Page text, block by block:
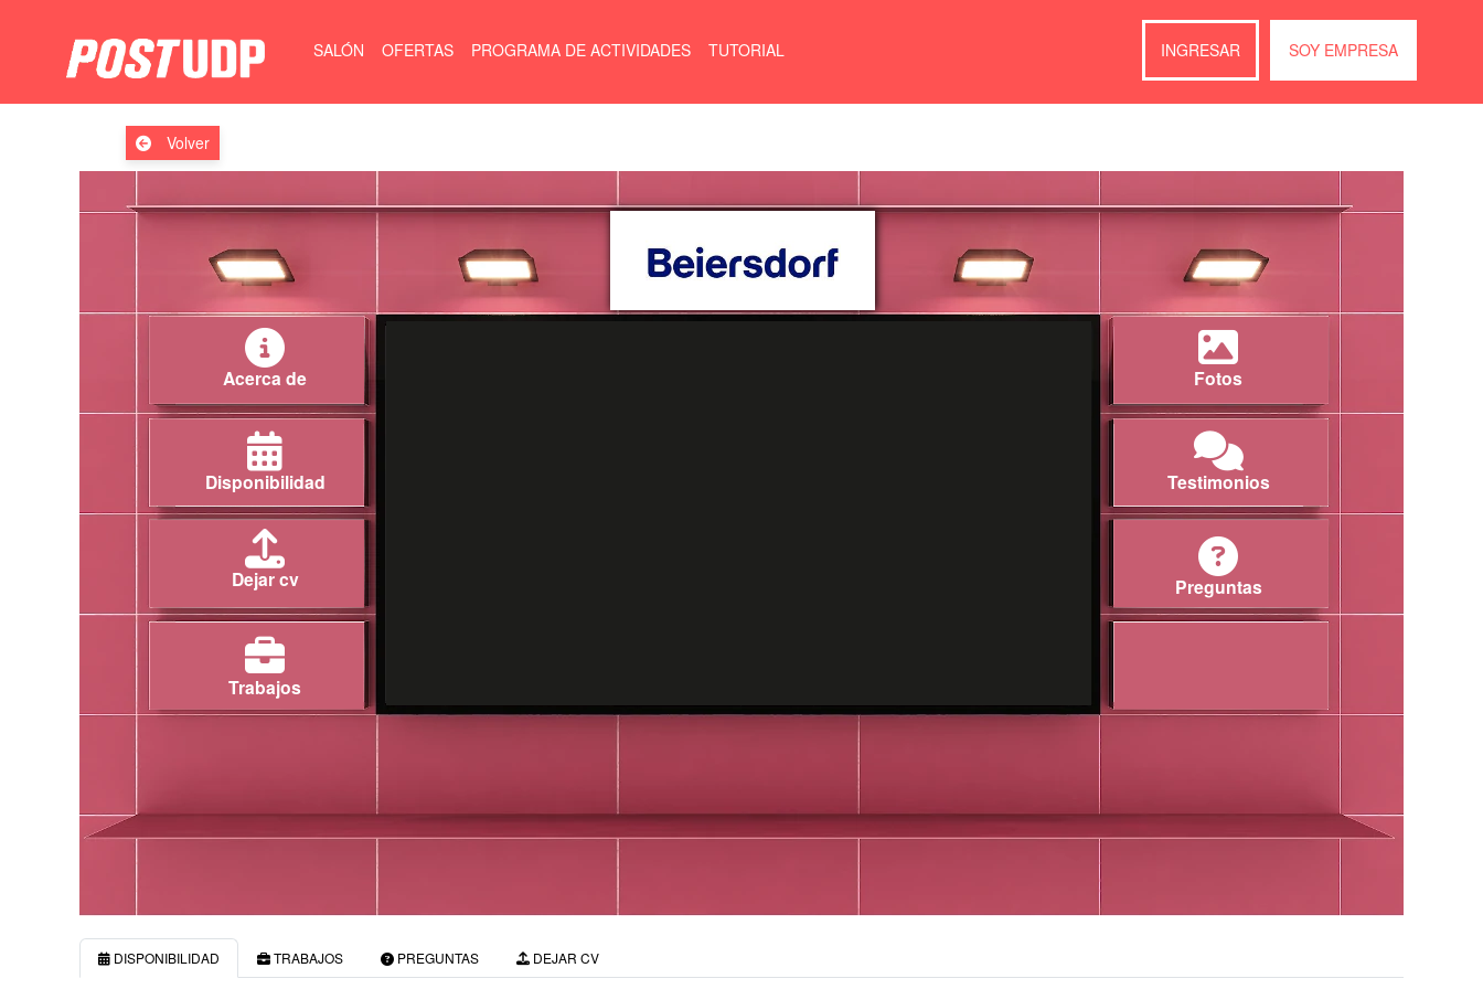
SALÓN OFERTAS PROGRAMA DE ACTIVIDADES TUTORIAL INGRESAR SOY EMPRESA
Volver
Acerca de
Disponibilidad
Dejar cv
Trabajos
Fotos
Testimonios
Preguntas
DISPONIBILIDAD TRABAJOS PREGUNTAS DEJAR CV